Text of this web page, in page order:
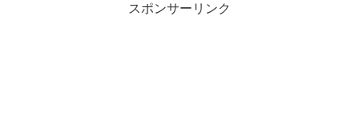
スポンサーリンク